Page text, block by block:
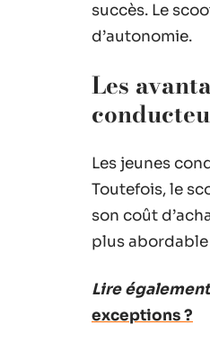
succès. Le
d’autonomie.
Les
Les jeunes
Toutefois, le
son coût
plus
Lire
exceptions ?